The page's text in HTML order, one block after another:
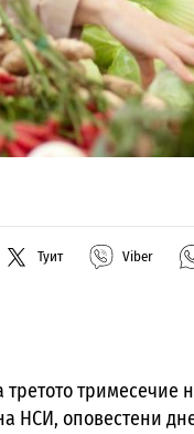
Туит Viber
тримесечие
НСИ, оповестени